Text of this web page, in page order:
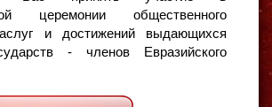
церемонии общественного
и достижений выдающихся
- членов Евразийского